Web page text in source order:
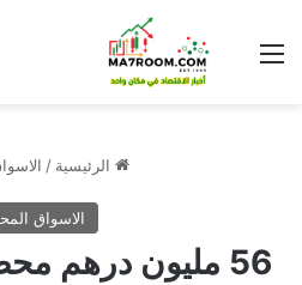
القائمة
الرئيسية /
الاسواق
56 مليون درهم